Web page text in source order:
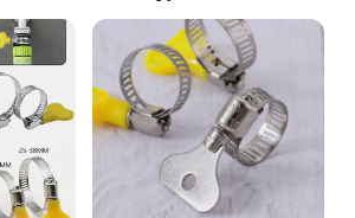
at competitive prices, making
investment for both personal and
With these clamps, you can trust
system will remain secure and
the conditions.